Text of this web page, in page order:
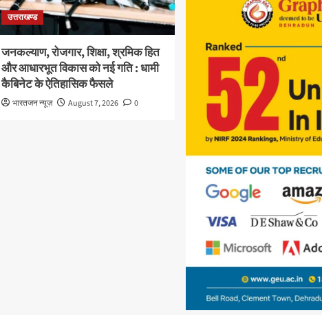
उत्तराखण्ड
जनकल्याण, रोजगार, शिक्षा, श्रमिक हित
और आधारभूत विकास को नई गति : धामी
कैबिनेट के ऐतिहासिक फैसले
भारतजन न्यूज़ August 7, 2026 0